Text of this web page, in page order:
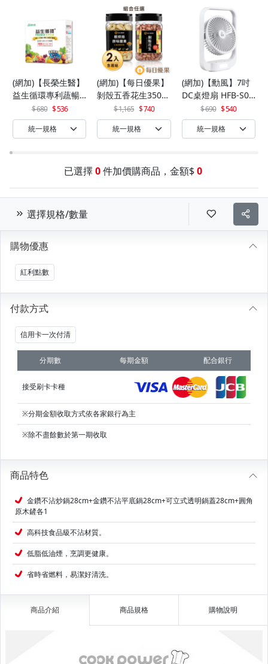
(網加)【長榮生醫】
益生循環專利蔬暢
配方輕體順暢(30包/
盒)x1
680 536
(網加)【每日優果】
剝殼五香花生350G
+罐裝原味烘焙腰果
320G
1,165 740
(網加)【勳風】7吋
DC桌燈扇 HFB-S06
690 540
已選擇 0 件加價購商品，金額$ 0
選擇規格/數量
購物優惠
紅利點數
付款方式
信用卡一次付清
分期數 每期金額 配合銀行
接受刷卡卡種
※分期金額收取方式依各家銀行為主
※除不盡餘數於第一期收取
商品特色
金鑽不沾炒鍋28cm+金鑽不沾平底鍋28cm+可立式透明鍋蓋28cm+圓角
原木鏟各1
高科技食品級不沾材質。
低脂低油煙，烹調更健康。
省時省燃料，易潔好清洗。
商品介紹 商品規格 購物說明